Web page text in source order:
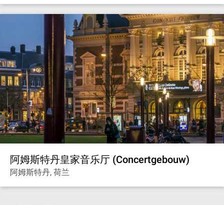
阿姆斯特丹皇家音乐厅 (Concertgebouw)
阿姆斯特丹, 荷兰